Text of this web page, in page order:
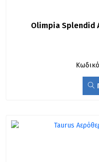
Olimpia Splendid